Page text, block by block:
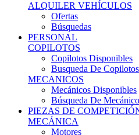
Búsquedas
PERSONAL
COPILOTOS
Copilotos Disponibles
Busqueda De Copilotos
MECANICOS
Mecánicos Disponibles
Búsqueda De Mecánicos
PIEZAS DE COMPETICIÓN
MECÁNICA
Motores
Refrigeración